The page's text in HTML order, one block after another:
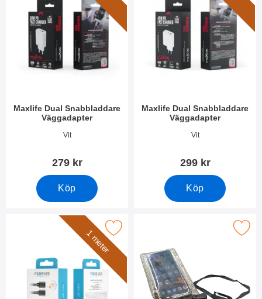
Maxlife Dual Snabbladdare
Väggadapter
Vit
279 kr
Köp
Maxlife Dual Snabbladdare
Väggadapter
Vit
299 kr
Köp
1 meter
Makera uSB-C till USB-C Sladd som favoritMakera vattentät